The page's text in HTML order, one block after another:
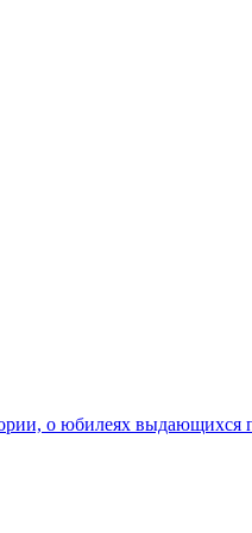
о юбилеях выдающихся